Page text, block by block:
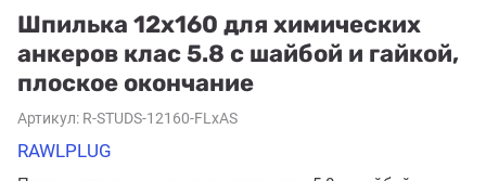
Шпилька 12x160 для химических
анкеров клас 5.8 с шайбой и гайкой,
плоское окончание
Артикул: R-STUDS-12160-FLxAS
RAWLPLUG